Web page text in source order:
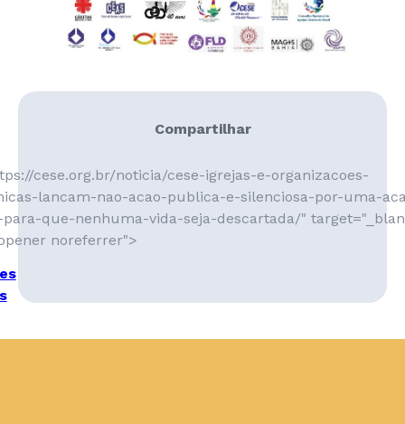
Compartilhar
cese.org.br/noticia/cese-igrejas-e-organizacoes-
lancam-nao-acao-publica-e-silenciosa-por-uma-
que-nenhuma-vida-seja-descartada/"
noreferrer">